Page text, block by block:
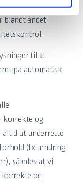
gældende love og
blandt andet
til at
på automatisk
korrekte og
altid at underrette
(fx ændring
således at vi
korrekte og